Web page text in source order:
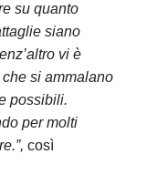
su quanto
siano
vi è
si ammalano
possibili.
per molti
così